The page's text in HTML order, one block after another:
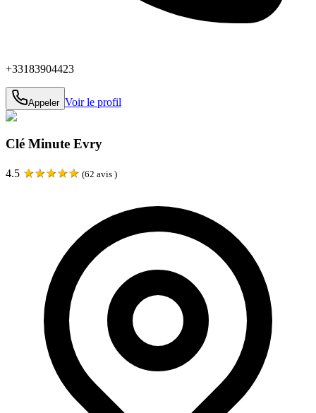
+33183904423
Appeler Voir le profil
Clé Minute Evry
4.5 ★★★★★ (62 avis )